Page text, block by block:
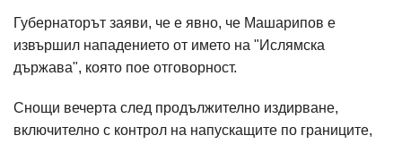
Губернаторът заяви, че е явно, че Машарипов е
извършил нападението от името на "Ислямска
държава", която пое отговорност.
Снощи вечерта след продължително издирване,
включително с контрол на напускащите по границите,